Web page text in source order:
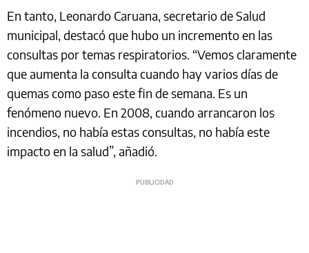
En tanto, Leonardo Caruana, secretario de Salud
municipal, destacó que hubo un incremento en las
consultas por temas respiratorios. “Vemos claramente
que aumenta la consulta cuando hay varios días de
quemas como paso este fin de semana. Es un
fenómeno nuevo. En 2008, cuando arrancaron los
incendios, no había estas consultas, no había este
impacto en la salud”, añadió.